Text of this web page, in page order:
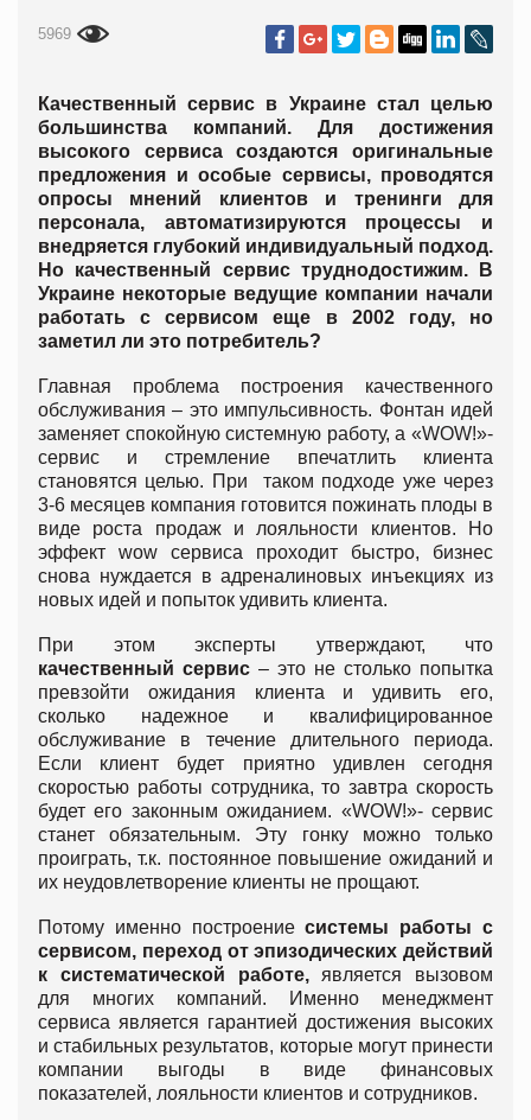
5969
Качественный сервис в Украине стал целью
большинства компаний. Для достижения
высокого сервиса создаются оригинальные
предложения и особые сервисы, проводятся
опросы мнений клиентов и тренинги для
персонала, автоматизируются процессы и
внедряется глубокий индивидуальный подход.
Но качественный сервис труднодостижим. В
Украине некоторые ведущие компании начали
работать с сервисом еще в 2002 году, но
заметил ли это потребитель?
Главная проблема построения качественного
обслуживания – это импульсивность. Фонтан идей
заменяет спокойную системную работу, а «WOW!»-
сервис и стремление впечатлить клиента
становятся целью. При таком подходе уже через
3-6 месяцев компания готовится пожинать плоды в
виде роста продаж и лояльности клиентов. Но
эффект wow сервиса проходит быстро, бизнес
снова нуждается в адреналиновых инъекциях из
новых идей и попыток удивить клиента.
При этом эксперты утверждают, что
качественный сервис – это не столько попытка
превзойти ожидания клиента и удивить его,
сколько надежное и квалифицированное
обслуживание в течение длительного периода.
Если клиент будет приятно удивлен сегодня
скоростью работы сотрудника, то завтра скорость
будет его законным ожиданием. «WOW!»- сервис
станет обязательным. Эту гонку можно только
проиграть, т.к. постоянное повышение ожиданий и
их неудовлетворение клиенты не прощают.
Потому именно построениесистемы работы с
сервисом, переход от эпизодических действий
к систематической работе,является вызовом
для многих компаний. Именно менеджмент
сервиса является гарантией достижения высоких
и стабильных результатов, которые могут принести
компании выгоды в виде финансовых
показателей, лояльности клиентов и сотрудников.